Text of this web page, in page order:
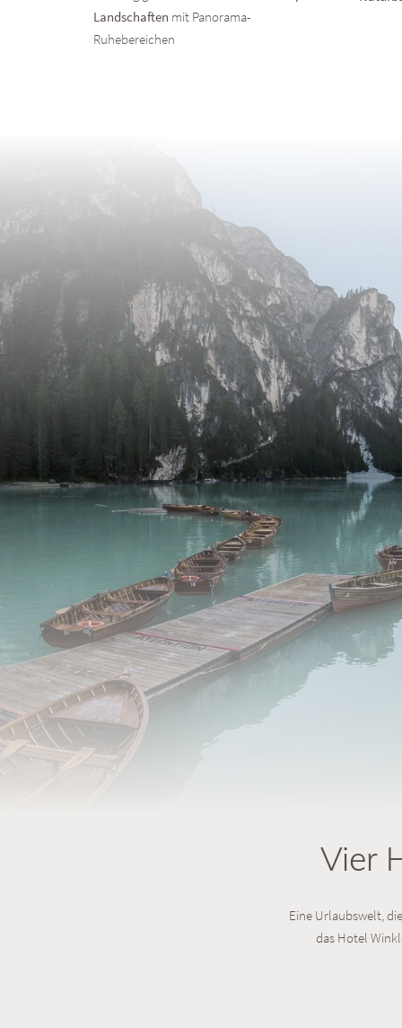
Landschaften mit Panorama-
Ruhebereichen
Vier
Eine Urlaubswelt,
das Hotel